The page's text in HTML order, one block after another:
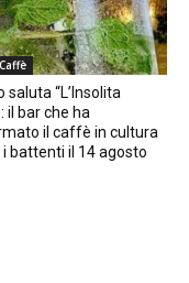
saluta “L’Insolita
il bar che ha
il caffè in cultura
i battenti il 14 agosto